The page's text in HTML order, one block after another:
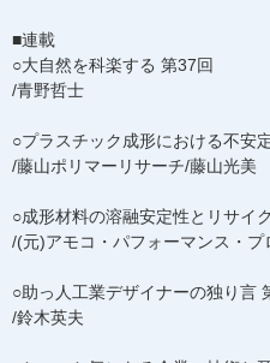
■連載
○大自然を科楽する 第37回
/青野哲士
○プラスチック成形における不安
/藤山ポリマーリサーチ/藤山光美
○成形材料の溶融安定性とリサイ
/(元)アモコ・パフォーマンス・プ
○助っ人工業デザイナーの独り言
/鈴木英夫